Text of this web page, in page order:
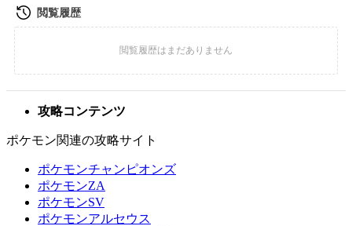
攻略コンテンツ
ポケモン関連の攻略サイト
ポケモンチャンピオンズ
ポケモンZA
ポケモンSV
ポケモンアルセウス